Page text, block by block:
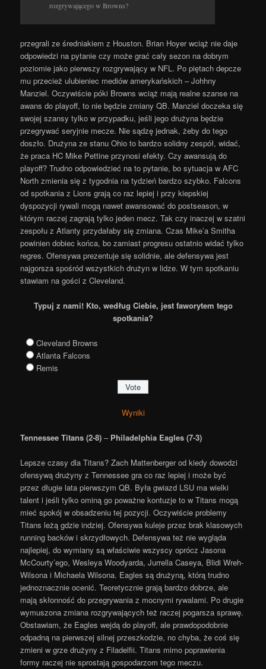
rozgrywającego w Browns?
przegrali ze średniakiem z Houston. Brian Hoyer wciąż nie daje
odpowiedzi na pytanie czy może grać cały sezon na dobrym
poziomie jako pierwszy rozgrywający w NFL. Po piętach depcze
mu przecież ulubieniec mediów amerykańskich – Johhny
Manziel. Oczywiście póki Browns wciąż mają realne szanse na
awans do playoff, to nie będzie zmiany QB. Manziel doczeka się
swojej szansy tylko w przypadku, jeśli jego drużyna będzie
przegrywać seryjnie mecze. Nie sądzę jednak, żeby do tego
doszło. Drużyna ze stanu Ohio to bardzo solidny zespół, widać,
że praca HC Mike Pettine przynosi efekty. Czy awansują do
playoff? Trudno odpowiedzieć na to pytanie, bo sytuacja w AFC
North zmienia się z tygodnia na tydzień bardzo szybko. Falcons
od spotkania z Lions grają co raz lepiej i przy kiepskiej
dyspozycji rywali mogą nawet awansować do postseason, w
którym raczej zagrają tylko jeden mecz. Tak czy inaczej w szatni
zespołu z Atlanty przydałaby się zmiana. Czas Mike’a Smitha
powinien dobiec końca, bo zamiast progresu ostatnio widać tylko
regres. Ofensywa prezentuje się solidnie, ale defensywa jest
najgorsza spośród wszystkich drużyn w lidze. W tym spotkaniu
stawiam na gości z Cleveland.
Typuj z nami! Kto, według Ciebie, jest faworytem tego
spotkania?
Cleveland Browns
Atlanta Falcons
Remis
Wyniki
Tennessee Titans (2-8)– Philadelphia Eagles (7-3)
Lepsze czasy dla Titans? Zach Mattenberger od kiedy dowodzi
ofensywą drużyny z Tennessee gra co raz lepiej i może być
przez długie lata pierwszym QB. Była gwiazd LSU ma wielki
talent i jeśli tylko ominą go poważne kontuzje to w Titans mogą
mieć spokój w obsadzeniu tej pozycji. Oczywiście problemy
Titans leżą gdzie indziej. Ofensywa kuleje przez brak klasowych
running backów i skrzydłowych. Defensywa też nie wygląda
najlepiej, do wymiany są właściwie wszyscy oprócz Jasona
McCourty’ego, Wesleya Woodyarda, Jurrella Caseya, Blidi Wreh-
Wilsona i Michaela Wilsona. Eagles są drużyną, którą trudno
jednoznacznie ocenić. Teoretycznie grają bardzo dobrze, ale
mają skłonność do przegrywania z mocnymi rywalami. Po drugie
wymuszona zmiana rozgrywających też raczej pogarsza sprawę.
Obstawiam, że Eagles wejdą do playoff, ale prawdopodobnie
odpadną na pierwszej silnej przeszkodzie, no chyba, że coś się
zmieni w grze drużyny z Filadelfii. Titans mimo poprawienia
formy raczej nie sprostają gospodarzom tego meczu.